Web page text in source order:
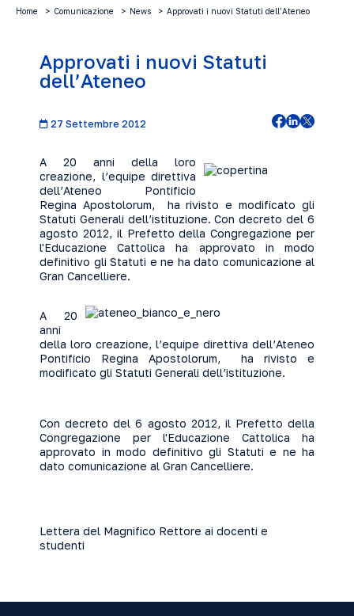
Home Comunicazione News Approvati i nuovi Statuti dell’Ateneo
Approvati i nuovi Statuti
dell’Ateneo
27 Settembre 2012
A 20 anni della loro
creazione, l’equipe direttiva
dell’Ateneo Pontificio
Regina Apostolorum, ha rivisto e modificato gli
Statuti Generali dell’istituzione. Con decreto del 6
agosto 2012, il Prefetto della Congregazione per
l'Educazione Cattolica ha approvato in modo
definitivo gli Statuti e ne ha dato comunicazione al
Gran Cancelliere.
A 20
anni
della loro creazione, l’equipe direttiva dell’Ateneo
Pontificio Regina Apostolorum, ha rivisto e
modificato gli Statuti Generali dell’istituzione.
Con decreto del 6 agosto 2012, il Prefetto della
Congregazione per l'Educazione Cattolica ha
approvato in modo definitivo gli Statuti e ne ha
dato comunicazione al Gran Cancelliere.
Lettera del Magnifico Rettore ai docenti e
studenti